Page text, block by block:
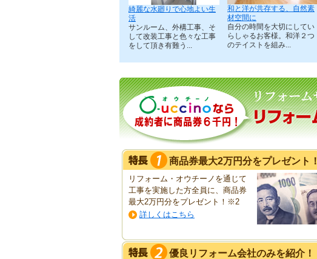
綺麗な水廻りで心地よい生
活
サンルーム、外構工事、そ
して改装工事と色々な工事
をして頂き有難う...
和と洋が共存する、自然素
材空間に
自分の時間を大切にしてい
らしゃるお客様。和洋２つ
のテイストを組み...
商品券最大2万円分をプレゼント！
リフォーム・オウチーノを通じて
工事を実施した方全員に、商品券
最大2万円分をプレゼント！※2
詳しくはこちら
優良リフォーム会社のみを紹介！